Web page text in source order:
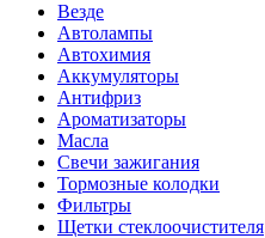
Везде
Автолампы
Автохимия
Аккумуляторы
Антифриз
Ароматизаторы
Масла
Свечи зажигания
Тормозные колодки
Фильтры
Щетки стеклоочистителя